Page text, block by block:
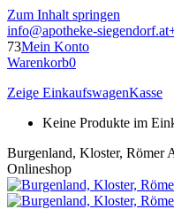
Zum Inhalt springen
info@apotheke-siegendorf.at
73Mein Konto
Warenkorb0
Zeige EinkaufswagenKasse
Keine Produkte im
Burgenland, Kloster, Römer
Onlineshop